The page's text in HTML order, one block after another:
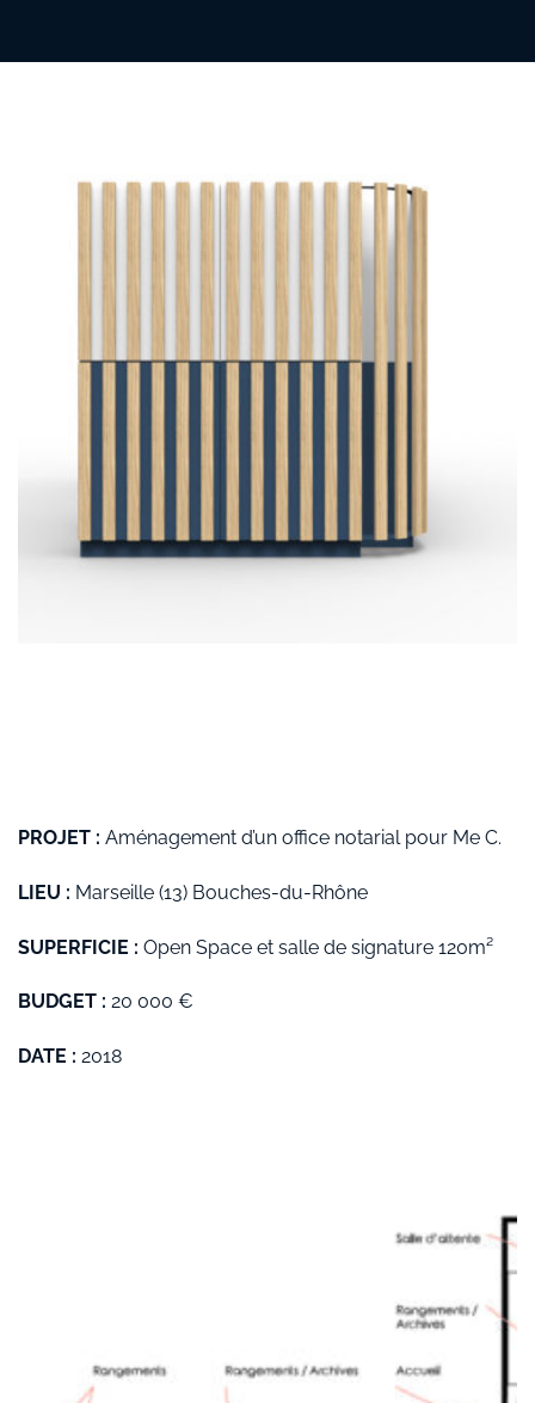
PROJET : Aménagement d’un office notarial pour Me C.
LIEU : Marseille (13) Bouches-du-Rhône
SUPERFICIE : Open Space et salle de signature 120m²
BUDGET : 20 000 €
DATE : 2018